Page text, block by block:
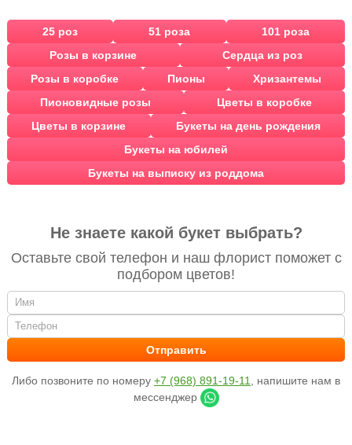
25 роз 51 роза
101 роза
Розы в корзине
Сердца из роз
Розы в коробке
Пионы
Хризантемы
Пионовидные розы
Цветы в коробке
Цветы в корзине
Букеты на день рождения
Букеты на юбилей
Букеты на выписку из роддома
Не знаете какой букет выбрать?
Оставьте свой телефон и наш флорист поможет с
подбором цветов!
Либо позвоните по номеру +7 (968) 891-19-11
, напишите нам в
мессенджер